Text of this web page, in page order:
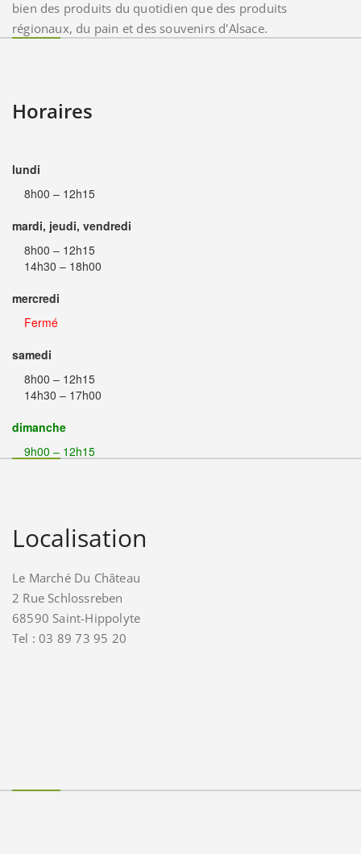
bien des produits du quotidien que des produits
régionaux, du pain et des souvenirs d'Alsace.
Horaires
lundi
8h00 – 12h15
mardi, jeudi, vendredi
8h00 – 12h15
14h30 – 18h00
mercredi
Fermé
samedi
8h00 – 12h15
14h30 – 17h00
dimanche
9h00 – 12h15
Localisation
Le Marché Du Château
2 Rue Schlossreben
68590 Saint-Hippolyte
Tel : 03 89 73 95 20